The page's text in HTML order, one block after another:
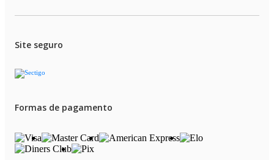
Site seguro
Formas de pagamento